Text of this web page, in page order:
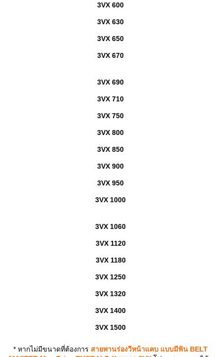
3VX 600
3VX 630
3VX 650
3VX 670
3VX 690
3VX 710
3VX 750
3VX 800
3VX 850
3VX 900
3VX 950
3VX 1000
3VX 1060
3VX 1120
3VX 1180
3VX 1250
3VX 1320
3VX 1400
3VX 1500
* หากไม่มีขนาดที่ต้องการ สายพานร่องวีหน้าแคบ แบบมีฟัน BELT